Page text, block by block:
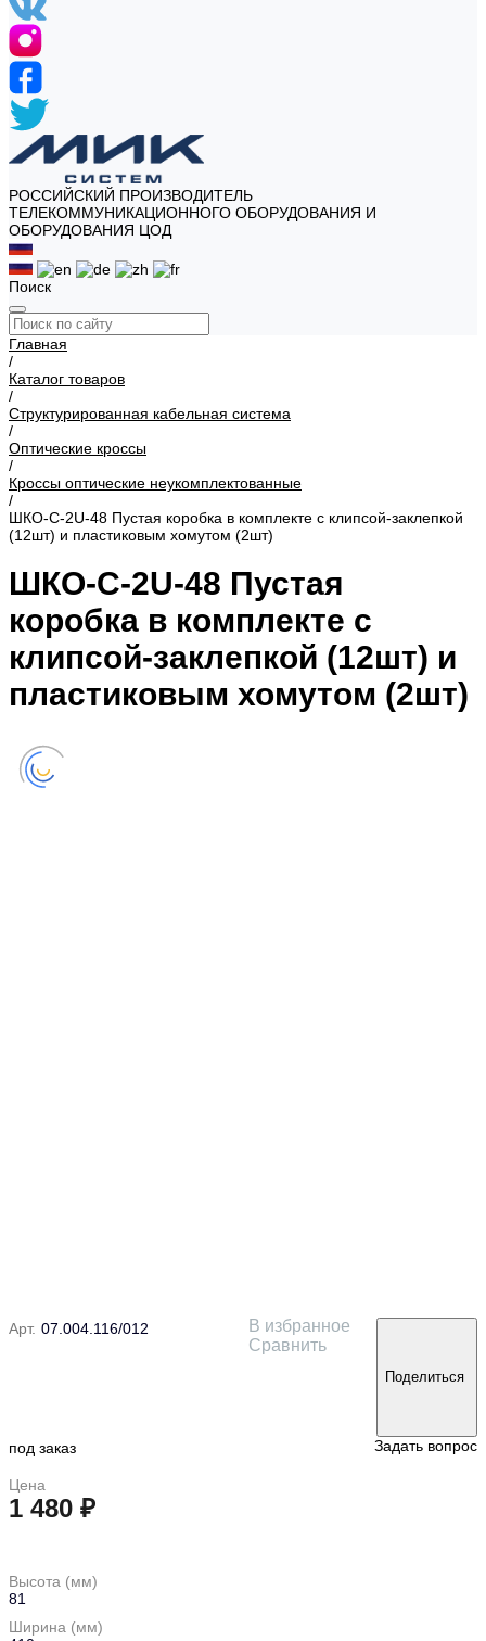
РОССИЙСКИЙ ПРОИЗВОДИТЕЛЬ
ТЕЛЕКОММУНИКАЦИОННОГО ОБОРУДОВАНИЯ И
ОБОРУДОВАНИЯ ЦОД
Поиск
Главная
/
Каталог товаров
/
Структурированная кабельная система
/
Оптические кроссы
/
Кроссы оптические неукомплектованные
/
ШКО-С-2U-48 Пустая коробка в комплекте с клипсой-заклепкой
(12шт) и пластиковым хомутом (2шт)
ШКО-С-2U-48 Пустая
коробка в комплекте с
клипсой-заклепкой (12шт) и
пластиковым хомутом (2шт)
Арт. 07.004.116/012
В избранное
Сравнить
Поделиться
под заказ Задать вопрос
Цена
1 480 ₽
Высота (мм)
81
Ширина (мм)